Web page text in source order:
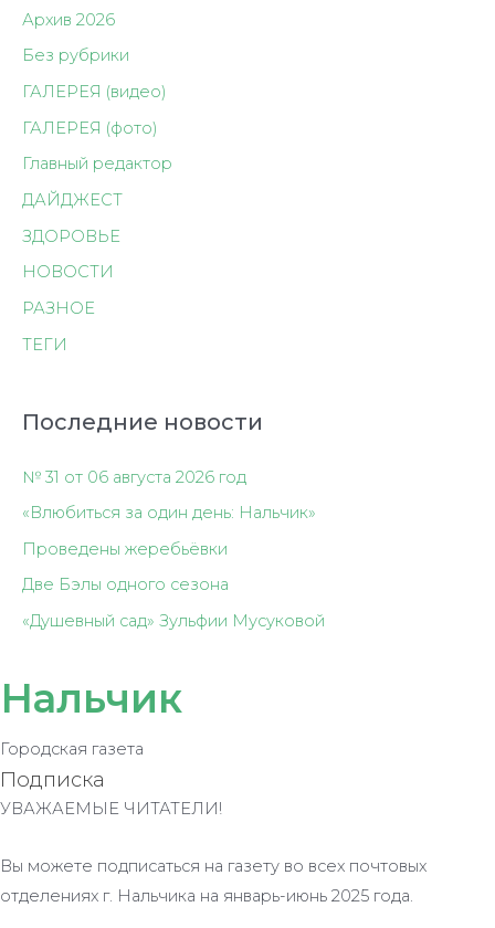
Архив 2026
Без рубрики
ГАЛЕРЕЯ (видео)
ГАЛЕРЕЯ (фото)
Главный редактор
ДАЙДЖЕСТ
ЗДОРОВЬЕ
НОВОСТИ
РАЗНОЕ
ТЕГИ
Последние новости
№ 31 от 06 августа 2026 год
«Влюбиться за один день: Нальчик»
Проведены жеребьёвки
Две Бэлы одного сезона
«Душевный сад» Зульфии Мусуковой
Нальчик
Городская газета
Подписка
УВАЖАЕМЫЕ ЧИТАТЕЛИ!
Вы можете подписаться на газету во всех почтовых
отделениях г. Нальчика на январь-июнь 2025 года.